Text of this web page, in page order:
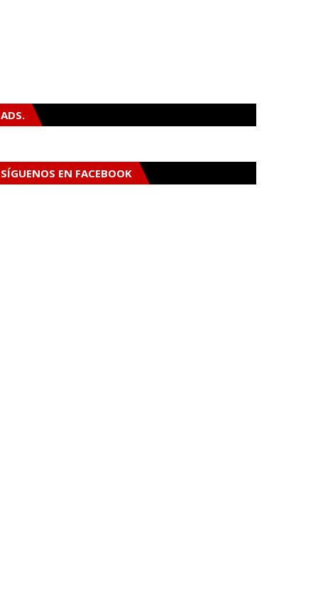
ADS.
SÍGUENOS EN FACEBOOK